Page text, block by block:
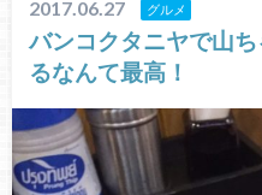
2017.06.27 グルメ
バンコクタニヤで山
るなんて最高！